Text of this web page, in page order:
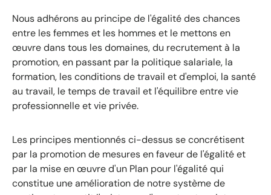
Nous adhérons au principe de l'égalité des chances
entre les femmes et les hommes et le mettons en
œuvre dans tous les domaines, du recrutement à la
promotion, en passant par la politique salariale, la
formation, les conditions de travail et d'emploi, la santé
au travail, le temps de travail et l'équilibre entre vie
professionnelle et vie privée.
Les principes mentionnés ci-dessus se concrétisent
par la promotion de mesures en faveur de l'égalité et
par la mise en œuvre d'un Plan pour l'égalité qui
constitue une amélioration de notre système de